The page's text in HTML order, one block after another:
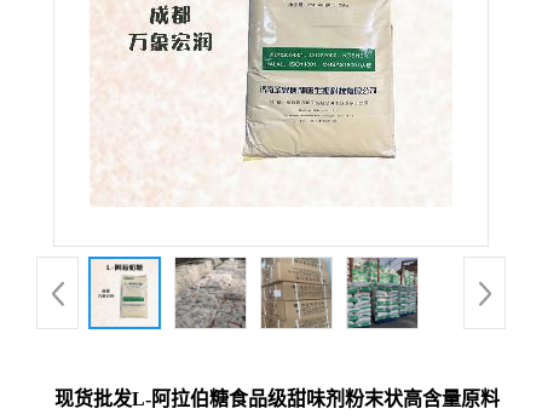
现货批发L-阿拉伯糖食品级甜味剂粉末状高含量原料